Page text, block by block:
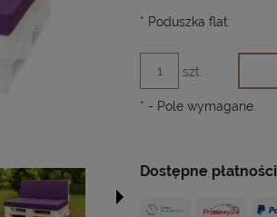
Dostępne płatności
* Poduszka flat:
szt.
* - Pole wymagane